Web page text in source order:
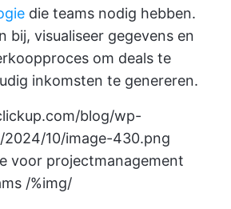
die teams nodig hebben.
bij, visualiseer gegevens en
om deals te
inkomsten te genereren.
blog/wp-
10/image-430.png
voor projectmanagement
/%img/